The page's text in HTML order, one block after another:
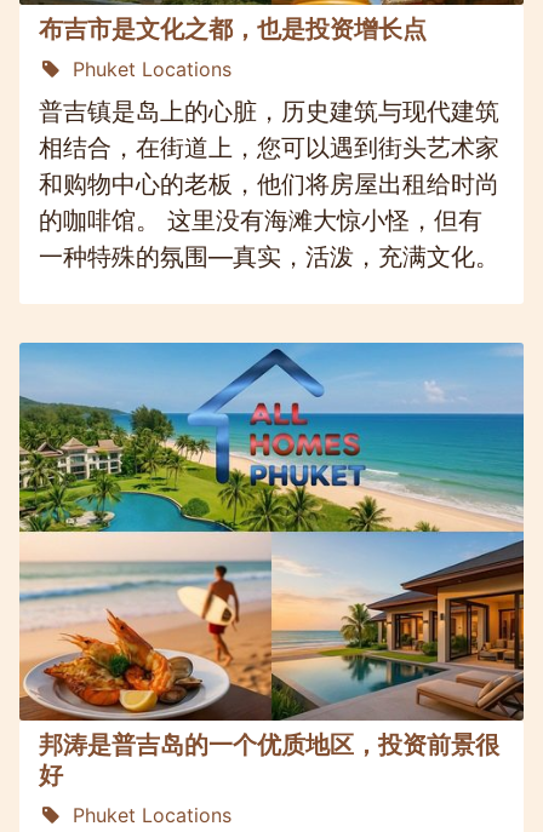
布吉市是文化之都，也是投资增长点
Phuket Locations
普吉镇是岛上的心脏，历史建筑与现代建筑
相结合，在街道上，您可以遇到街头艺术家
和购物中心的老板，他们将房屋出租给时尚
的咖啡馆。 这里没有海滩大惊小怪，但有
一种特殊的氛围—真实，活泼，充满文化。
邦涛是普吉岛的一个优质地区，投资前景很
好
Phuket Locations